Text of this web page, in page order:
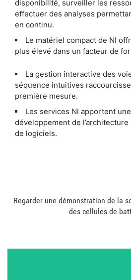
disponibilité, surveiller les
effectuer des analyses
en continu.
Le matériel compact de NI
plus élevé dans un facteur de
La gestion interactive des
séquence intuitives
première mesure.
Les services NI apportent
développement de l’architecture
de logiciels.
Regarder une démonstration de la
des cellules de